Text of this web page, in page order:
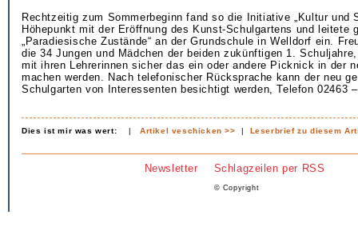
Rechtzeitig zum Sommerbeginn fand so die Initiative „Kultur und
Höhepunkt mit der Eröffnung des Kunst-Schulgartens und leitete
„Paradiesische Zustände“ an der Grundschule in Welldorf ein.
die 34 Jungen und Mädchen der beiden zukünftigen 1.
mit ihren Lehrerinnen sicher das ein oder andere Picknick in der
machen werden. Nach telefonischer Rücksprache kann der neu
Schulgarten von Interessenten besichtigt werden, Telefon 02463
Dies ist mir was wert: |Artikel veschicken >> | Leserbrief zu diesem
Newsletter Schlagzeilen per RSS
© Copyright